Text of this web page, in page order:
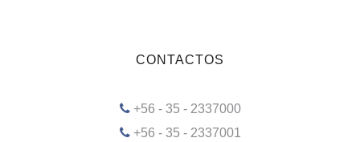
CONTACTOS
+56 - 35 - 2337000
+56 - 35 - 2337001